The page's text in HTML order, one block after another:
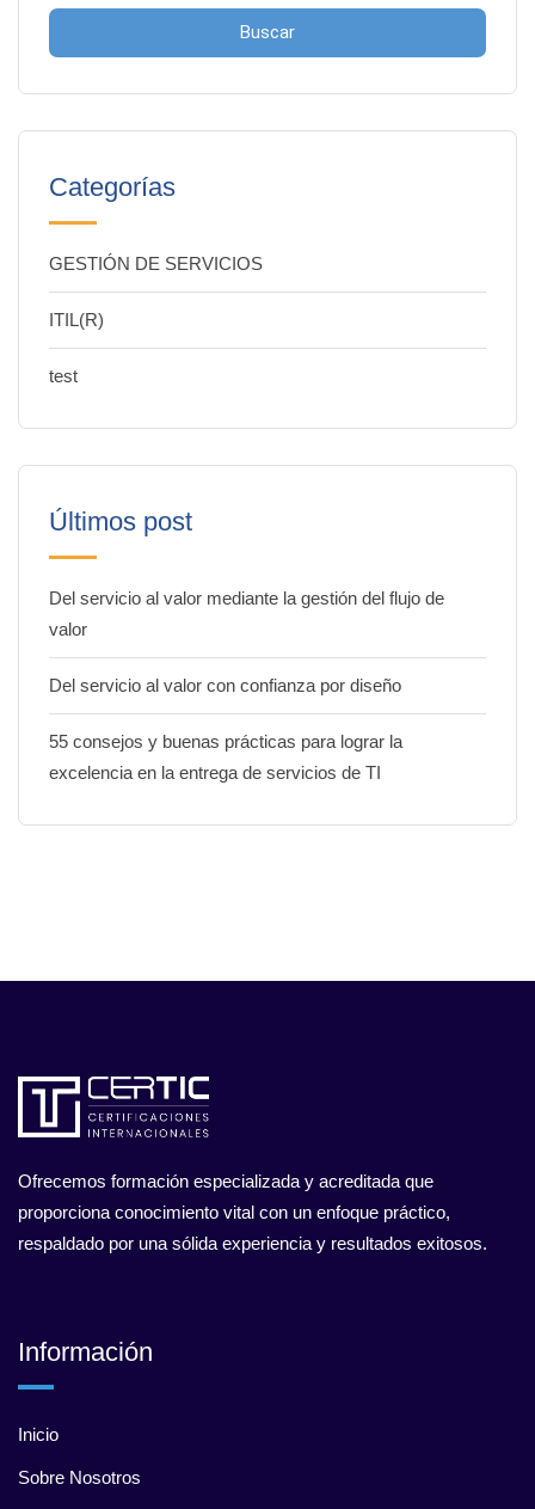
Buscar
Categorías
GESTIÓN DE SERVICIOS
ITIL(R)
test
Últimos post
Del servicio al valor mediante la gestión del flujo de
valor
Del servicio al valor con confianza por diseño
55 consejos y buenas prácticas para lograr la
excelencia en la entrega de servicios de TI
Ofrecemos formación especializada y acreditada que
proporciona conocimiento vital con un enfoque práctico,
respaldado por una sólida experiencia y resultados exitosos.
Información
Inicio
Sobre Nosotros